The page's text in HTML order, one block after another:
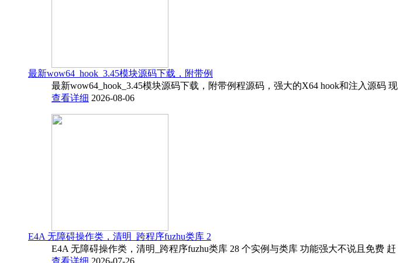
最新wow64_hook_3.45模块源码下载，附带例
最新wow64_hook_3.45模块源码下载，附带例程源码，强大的X64 hook和注入源码 现
查看详细 2026-08-06
E4A 无障碍操作类，清明_跨程序fuzhu类库 2
E4A 无障碍操作类，清明_跨程序fuzhu类库 28 个实例与类库 功能强大不说且免费 赶
查看详细 2026-07-26